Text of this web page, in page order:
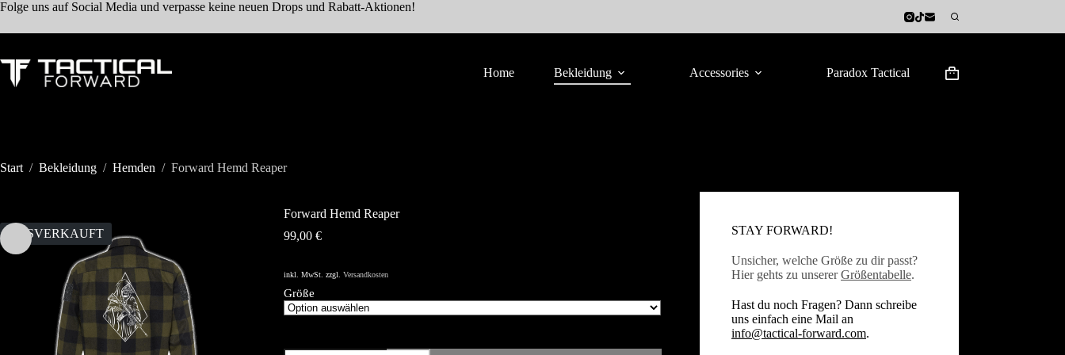
Zum
springen
Folge uns auf Social Media und verpasse keine neuen Drops und Rabatt-Aktionen!
Home Bekleidung Accessories Paradox Tactical Warenkorb
Start / Bekleidung / Hemden / Forward Hemd Reaper
AUSVERKAUFT
Forward Hemd Reaper
99,00 €
inkl. MwSt. zzgl. Versandkosten
Größe
STAY FORWARD!
Unsicher, welche Größe zu dir passt?
Hier gehts zu unsererGrößentabelle.
Hast du noch Fragen? Dann schreibe
uns einfach eine Mail an
info@tactical-forward.com.